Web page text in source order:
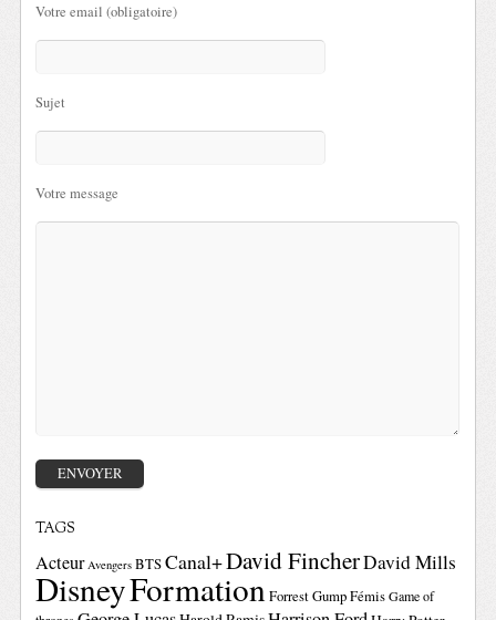
Votre email (obligatoire)
Sujet
Votre message
TAGS
Acteur Avengers BTSCanal+David FincherDavid Mills
DisneyFormationForrest GumpFémis Game of